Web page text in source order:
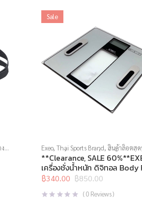
Sale
Exeo,Thai Sports Brand, สินค้าล็อตสุด
อุปกรณ์เพื่อสุขภาพ,เครื่องชั่งน้ำหนัก,เค
น้ำหนักวัดไขมัน
**Clearance, SALE
เครื่องชั่งน้ำหนัก ดิจิทอล Body
EF972
฿850.00
Original
price
was:
฿340.00
Current
price
is:
(0 Reviews )